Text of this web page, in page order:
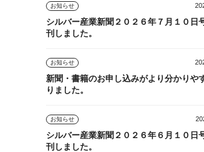
お知らせ
シルバー産業新聞２０２６年７月１０日
刊しました。
お知らせ
新聞・書籍のお申し込みがより分かりや
りました。
お知らせ
シルバー産業新聞２０２６年６月１０日
刊しました。